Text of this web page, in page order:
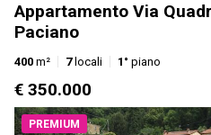
Appartamento Via
Paciano
400 m² 7locali 1° piano
€ 350.000
PREMIUM